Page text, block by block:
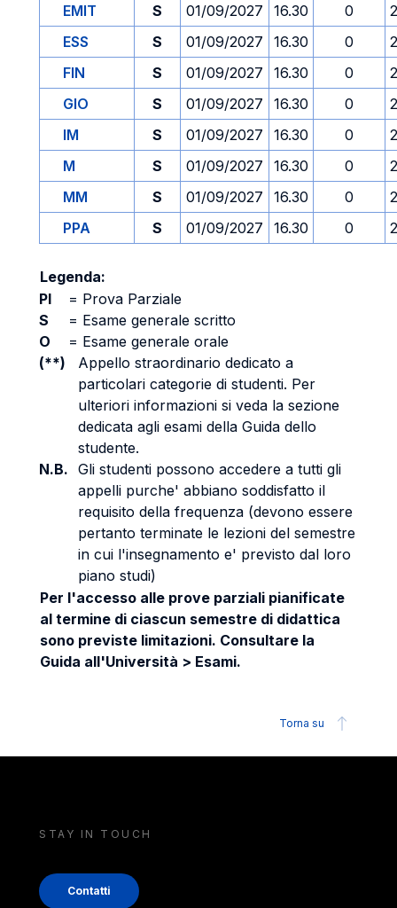
EMIT S 01/09/2027 16.30 0
ESS
S 01/09/2027 16.30 0
FIN
S 01/09/2027 16.30 0
GIO
S 01/09/2027 16.30 0
IM
S 01/09/2027 16.30 0
M
S 01/09/2027 16.30 0
MM
S 01/09/2027 16.30 0
PPA
S 01/09/2027 16.30 0
Legenda:
PI
= Prova Parziale
S
= Esame generale scritto
O
= Esame generale orale
(**)
Appello straordinario dedicato a
particolari categorie di studenti. Per
ulteriori informazioni si veda la sezione
dedicata agli esami della Guida dello
studente.
N.B. Gli studenti possono accedere a tutti gli
appelli purche' abbiano soddisfatto il
requisito della frequenza (devono essere
pertanto terminate le lezioni del semestre
in cui l'insegnamento e' previsto dal loro
piano studi)
Per l'accesso alle prove parziali pianificate
al termine di ciascun semestre di didattica
sono previste limitazioni. Consultare la
Guida all'Università > Esami.
Torna su
STAY IN TOUCH
Contatti